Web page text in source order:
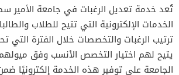
تُعد خدمة تعديل الرغبات في جامعة الأمير
الخدمات الإلكترونية التي تتيح للطلاب
ترتيب الرغبات والتخصصات خلال الفترة التي
يتيح لهم اختيار التخصص الأنسب وفق
الجامعة على توفير هذه الخدمة إلكترونيًا